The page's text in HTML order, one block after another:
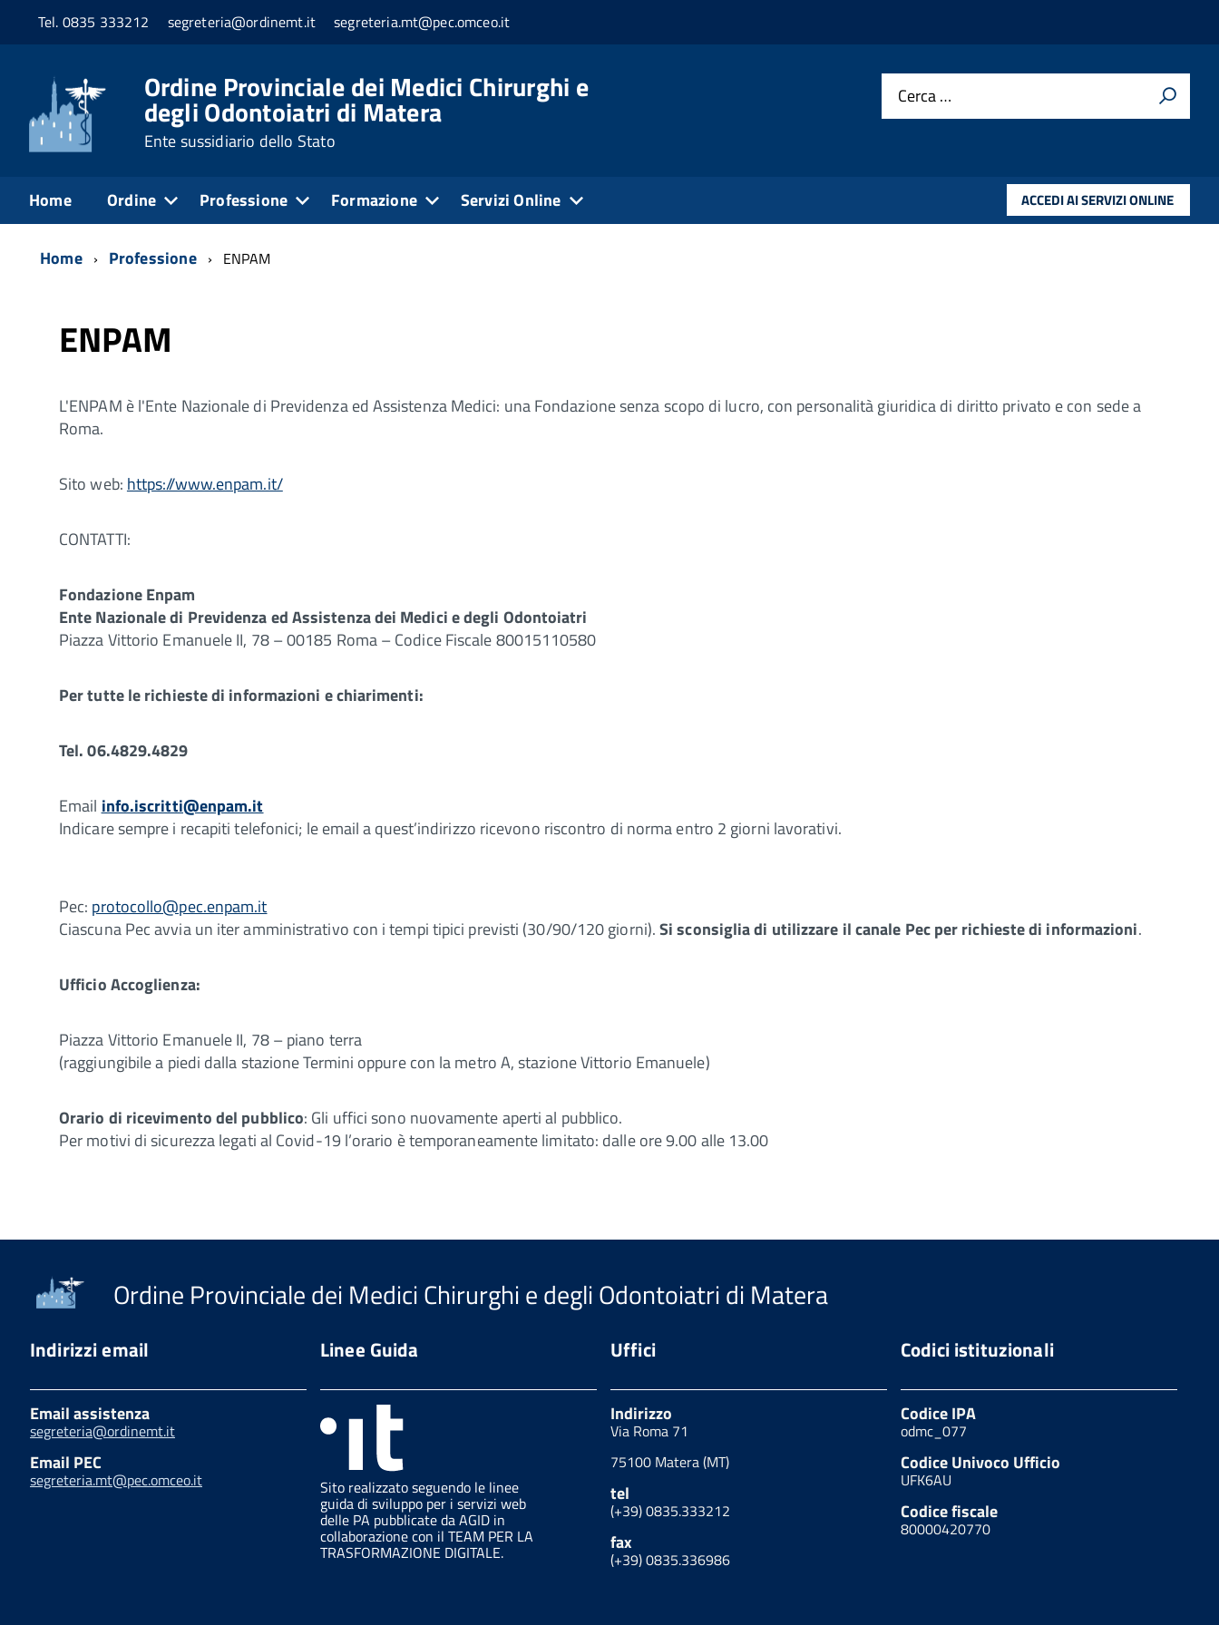
Tel. 0835 333212 segreteria@ordinemt.it segreteria.mt@pec.omceo.it
Ordine Provinciale dei Medici Chirurghi e
degli Odontoiatri di Matera
Ente sussidiario dello Stato
Cerca …
Home Ordine Professione Formazione Servizi Online ACCEDI AI SERVIZI ONLINE
Home Professione ENPAM
ENPAM
L'ENPAM è l'Ente Nazionale di Previdenza ed Assistenza Medici: una Fondazione senza scopo di lucro, con personalità giuridica di diritto privato e con sede a
Roma.
Sito web: https://www.enpam.it/
CONTATTI:
Fondazione Enpam
Ente Nazionale di Previdenza ed Assistenza dei Medici e degli Odontoiatri
Piazza Vittorio Emanuele II, 78 – 00185 Roma – Codice Fiscale 80015110580
Per tutte le richieste di informazioni e chiarimenti:
Tel. 06.4829.4829
Email info.iscritti@enpam.it
Indicare sempre i recapiti telefonici; le email a quest’indirizzo ricevono riscontro di norma entro 2 giorni lavorativi.
Pec: protocollo@pec.enpam.it
Ciascuna Pec avvia un iter amministrativo con i tempi tipici previsti (30/90/120 giorni).Si sconsiglia di utilizzare il canale Pec per richieste di informazioni.
Ufficio Accoglienza:
Piazza Vittorio Emanuele II, 78 – piano terra
(raggiungibile a piedi dalla stazione Termini oppure con la metro A, stazione Vittorio Emanuele)
Orario di ricevimento del pubblico: Gli uffici sono nuovamente aperti al pubblico.
Per motivi di sicurezza legati al Covid-19 l’orario è temporaneamente limitato: dalle ore 9.00 alle 13.00
Ordine Provinciale dei Medici Chirurghi e degli Odontoiatri di Matera
Indirizzi email
Email assistenza
segreteria@ordinemt.it
Email PEC
segreteria.mt@pec.omceo.it
Linee Guida
Sito realizzato seguendo le linee
guida di sviluppo per i servizi web
delle PA pubblicate da AGID in
collaborazione con il TEAM PER LA
TRASFORMAZIONE DIGITALE.
Uffici
Indirizzo
Via Roma 71
75100 Matera (MT)
tel
(+39) 0835.333212
fax
(+39) 0835.336986
Codici istituzionali
Codice IPA
odmc_077
Codice Univoco Ufficio
UFK6AU
Codice fiscale
80000420770